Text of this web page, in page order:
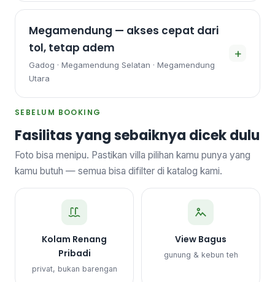
Megamendung — akses cepat dari
tol, tetap adem
Gadog · Megamendung Selatan · Megamendung
Utara
+
SEBELUM BOOKING
Fasilitas yang sebaiknya dicek dulu
Foto bisa menipu. Pastikan villa pilihan kamu punya yang
kamu butuh — semua bisa difilter di katalog kami.
Kolam Renang
Pribadi
privat, bukan barengan
View Bagus
gunung & kebun teh